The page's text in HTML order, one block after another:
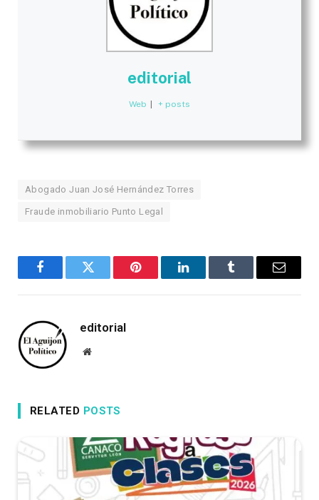
editorial
Web | + posts
Abogado Juan José Hernández Torres
Fraude inmobiliario Punto Legal
FacebookTwitter Pinterest LinkedInTumblr Email
editorial
Website
RELATED POSTS